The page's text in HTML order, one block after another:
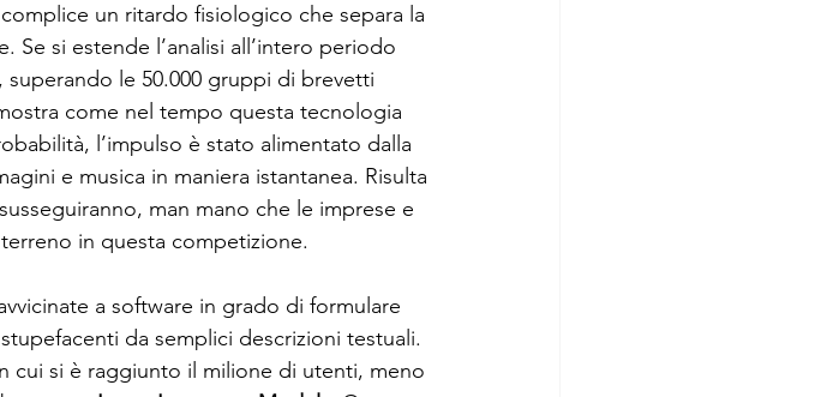
un ritardo fisiologico che separa la
si estende l’analisi all’intero periodo
le 50.000 gruppi di brevetti
come nel tempo questa tecnologia
l’impulso è stato alimentato dalla
e musica in maniera istantanea. Risulta
man mano che le imprese e
in questa competizione.
a software in grado di formulare
da semplici descrizioni testuali.
cui si è raggiunto il milione di utenti, meno